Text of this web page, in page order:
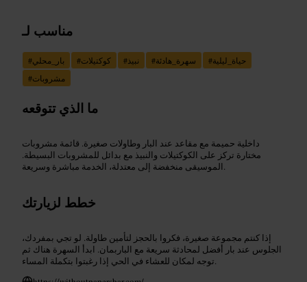
مناسب لـ
#بار_محلي #كوكتيلات #نبيذ #سهرة_هادئة #حياة_ليلية
#مشروبات
ما الذي تتوقعه
داخلية حميمة مع مقاعد عند البار وطاولات صغيرة. قائمة مشروبات
مختارة تركز على الكوكتيلات والنبيذ مع بدائل للمشروبات البسيطة.
الموسيقى منخفضة إلى معتدلة، الخدمة مباشرة وسريعة.
خطط لزيارتك
إذا كنتم مجموعة صغيرة، فكروا بالحجز لتأمين طاولة. لو تجي بمفردك،
الجلوس عند بار أفضل لمحادثة سريعة مع الباربمان. ابدأ السهرة هناك ثم
توجه لمكان للعشاء في الحي إذا رغبتوا بتكملة المساء.